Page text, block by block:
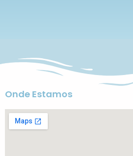
Onde Estamos